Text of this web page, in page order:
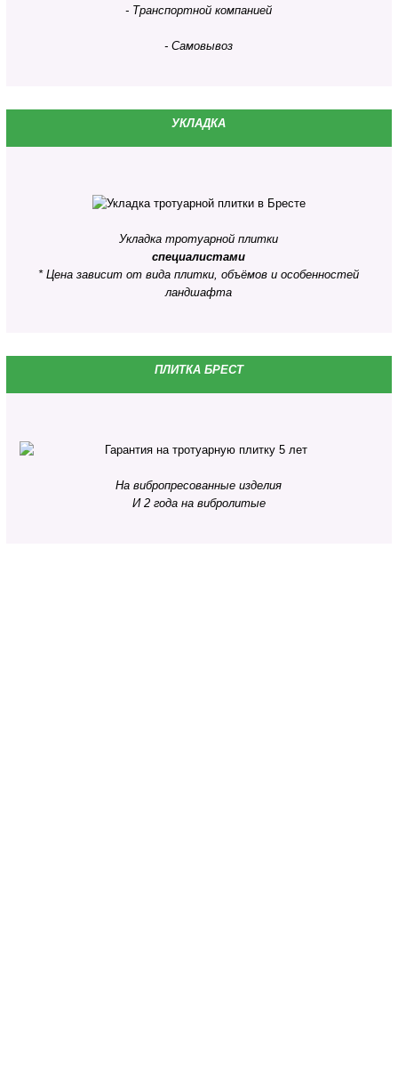
- Транспортной компанией
- Самовывоз
УКЛАДКА
Укладка тротуарной плитки
специалистами
* Цена зависит от вида плитки, объёмов и особенностей
ландшафта
ПЛИТКА БРЕСТ
На вибропресованные изделия
И 2 года на вибролитые